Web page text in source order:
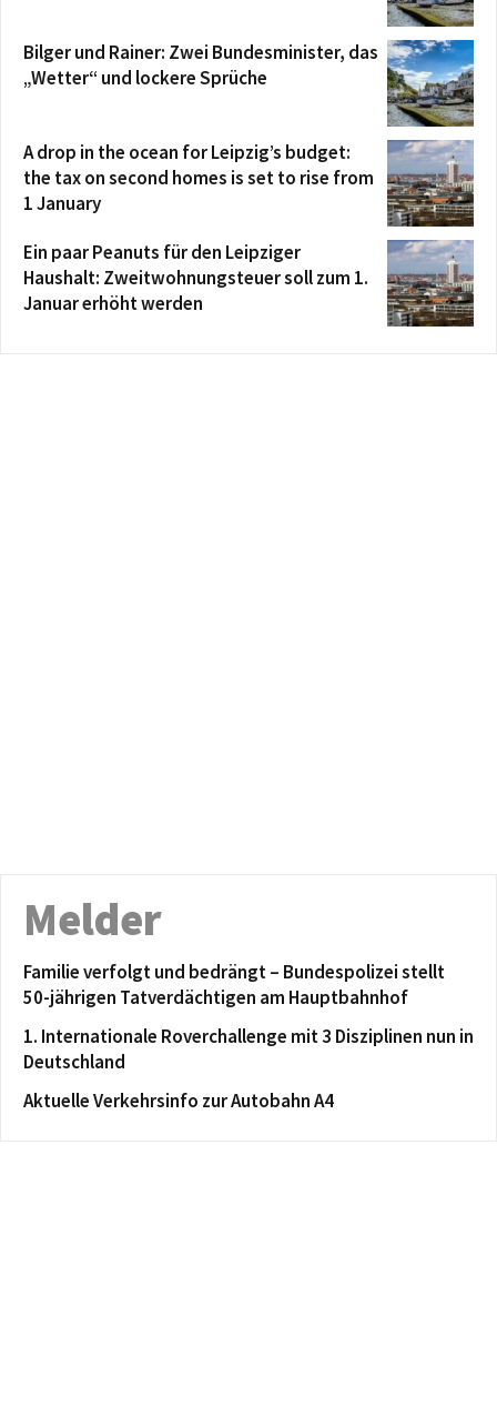
Bilger und Rainer: Zwei Bundesminister, das
„Wetter“ und lockere Sprüche
A drop in the ocean for Leipzig’s budget:
the tax on second homes is set to rise from
1 January
Ein paar Peanuts für den Leipziger
Haushalt: Zweitwohnungsteuer soll zum 1.
Januar erhöht werden
Melder
Familie verfolgt und bedrängt – Bundespolizei stellt
50-jährigen Tatverdächtigen am Hauptbahnhof
1. Internationale Roverchallenge mit 3 Disziplinen nun in
Deutschland
Aktuelle Verkehrsinfo zur Autobahn A4